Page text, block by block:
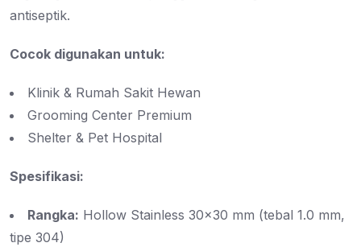
antiseptik.
Cocok digunakan untuk:
Klinik & Rumah Sakit Hewan
Grooming Center Premium
Shelter & Pet Hospital
Spesifikasi:
Rangka: Hollow Stainless 30×30 mm (tebal 1.0 mm,
tipe 304)